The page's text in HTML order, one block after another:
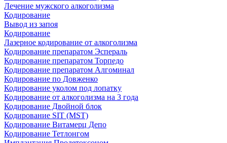
Лечение мужского алкоголизма
Кодирование
Вывод из запоя
Кодирование
Лазерное кодирование от алкоголизма
Кодирование препаратом Эспераль
Кодирование препаратом Торпедо
Кодирование препаратом Алгоминал
Кодирование по Довженко
Кодирование уколом под лопатку
Кодирование от алкоголизма на 3 года
Кодирование Двойной блок
Кодирование SIT (MST)
Кодирование Витамерц Депо
Кодирование Тетлонгом